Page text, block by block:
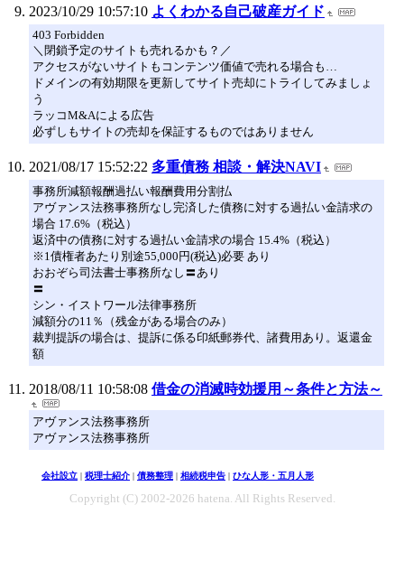
2023/10/29 10:57:10 よくわかる自己破産ガイド
403 Forbidden
＼閉鎖予定のサイトも売れるかも？／
アクセスがないサイトもコンテンツ価値で売れる場合も…
ドメインの有効期限を更新してサイト売却にトライしてみましょ
う
ラッコM&Aによる広告
必ずしもサイトの売却を保証するものではありません
2021/08/17 15:52:22 多重債務 相談・解決NAVI
事務所減額報酬過払い報酬費用分割払
アヴァンス法務事務所なし完済した債務に対する過払い金請求の
場合 17.6%（税込）
返済中の債務に対する過払い金請求の場合 15.4%（税込）
※1債権者あたり別途55,000円(税込)必要 あり
おおぞら司法書士事務所なし〓あり
〓
シン・イストワール法律事務所
減額分の11％（残金がある場合のみ）
裁判提訴の場合は、提訴に係る印紙郵券代、諸費用あり。返還金
額
2018/08/11 10:58:08 借金の消滅時効援用～条件と方法～
アヴァンス法務事務所
アヴァンス法務事務所
会社設立 | 税理士紹介 | 債務整理 | 相続税申告 | ひな人形・五月人形
Copyright (C) 2002-2026 hatena. All Rights Reserved.